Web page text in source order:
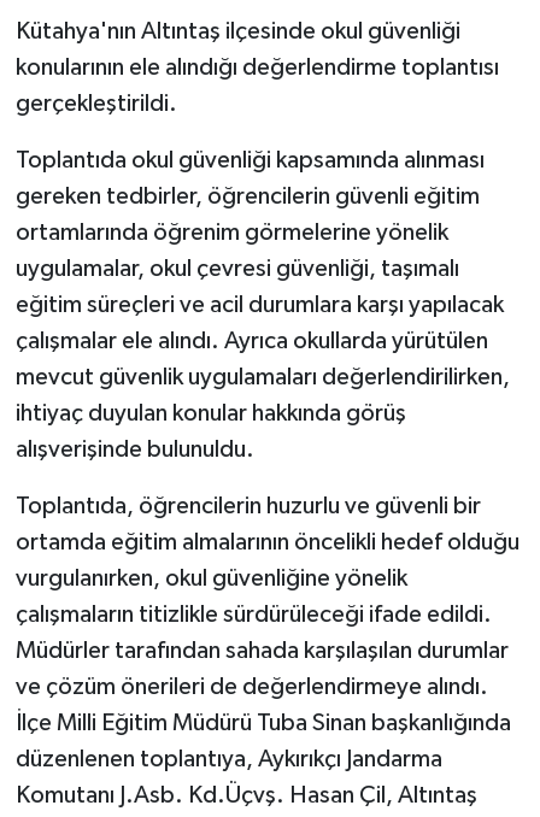
Kütahya'nın Altıntaş ilçesinde okul güvenliği
konularının ele alındığı değerlendirme toplantısı
gerçekleştirildi.
Toplantıda okul güvenliği kapsamında alınması
gereken tedbirler, öğrencilerin güvenli eğitim
ortamlarında öğrenim görmelerine yönelik
uygulamalar, okul çevresi güvenliği, taşımalı
eğitim süreçleri ve acil durumlara karşı yapılacak
çalışmalar ele alındı. Ayrıca okullarda yürütülen
mevcut güvenlik uygulamaları değerlendirilirken,
ihtiyaç duyulan konular hakkında görüş
alışverişinde bulunuldu.
Toplantıda, öğrencilerin huzurlu ve güvenli bir
ortamda eğitim almalarının öncelikli hedef olduğu
vurgulanırken, okul güvenliğine yönelik
çalışmaların titizlikle sürdürüleceği ifade edildi.
Müdürler tarafından sahada karşılaşılan durumlar
ve çözüm önerileri de değerlendirmeye alındı.
İlçe Milli Eğitim Müdürü Tuba Sinan başkanlığında
düzenlenen toplantıya, Aykırıkçı Jandarma
Komutanı J.Asb. Kd.Üçvş. Hasan Çil, Altıntaş
Gayrimenkul
GENEL
GÜNDEM
Güvenlik
HABERDE İNSAN
İNSAN
İş Dünyası
Kadın
KÜLTÜR SANAT
MAGAZİN
Otomobil